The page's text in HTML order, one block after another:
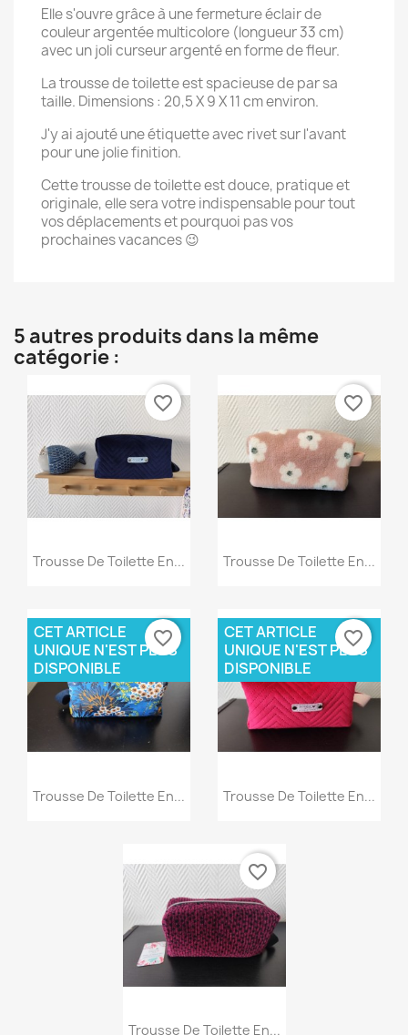
Elle s'ouvre grâce à une fermeture éclair de
couleur argentée multicolore (longueur 33 cm)
avec un joli curseur argenté en forme de fleur.
La trousse de toilette est spacieuse de par sa
taille. Dimensions : 20,5 X 9 X 11 cm environ.
J'y ai ajouté une étiquette avec rivet sur l'avant
pour une jolie finition.
Cette trousse de toilette est douce, pratique et
originale, elle sera votre indispensable pour tout
vos déplacements et pourquoi pas vos
prochaines vacances 😉
5 autres produits dans la même
catégorie :
Aperçu rapide
Trousse De Toilette En...
favorite_border
Aperçu rapide
Trousse De Toilette En...
favorite_border
Aperçu rapide
Trousse De Toilette En...
CET ARTICLE
UNIQUE N'EST PLUS
DISPONIBLE
favorite_border
Aperçu rapide
Trousse De Toilette En...
CET ARTICLE
UNIQUE N'EST PLUS
DISPONIBLE
favorite_border
Aperçu rapide
Trousse De Toilette En...
favorite_border
Annuler Créer une liste d'envies